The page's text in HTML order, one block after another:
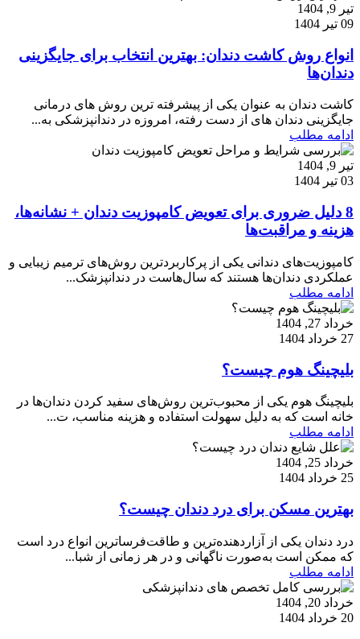
تیر 9, 1404
09 تیر 1404
انواع روش کاشت دندان: بهترین انتخاب برای جایگزینی
دندان‌ها
کاشت دندان به عنوان یکی از پیشرفته ترین روش های درمانی
جایگزینی دندان های از دست رفته، امروزه در دندانپزشکی به...
ادامه مطلب
تیر 9, 1404
03 تیر 1404
8 دلیل ضروری برای تعویض کامپوزیت دندان + نشانه‌ها،
هزینه و مراقبت‌ها
کامپوزیت‌های دندانی یکی از پرکاربردترین روش‌های ترمیم زیبایی و
عملکردی دندان‌ها هستند که سال‌هاست در دندانپزشک...
ادامه مطلب
خرداد 27, 1404
27 خرداد 1404
بلیچینگ هوم چیست؟
بلیچینگ هوم یکی از محبوب‌ترین روش‌های سفید کردن دندان‌ها در
خانه است که به دلیل سهولت استفاده و هزینه مناسب، ت...
ادامه مطلب
خرداد 25, 1404
25 خرداد 1404
بهترین مسکن برای درد دندان چیست؟
درد دندان یکی از آزاردهنده‌ترین و طاقت‌فرساترین انواع درد است
که ممکن است به‌صورت ناگهانی و در هر زمانی از شبا...
ادامه مطلب
خرداد 20, 1404
20 خرداد 1404